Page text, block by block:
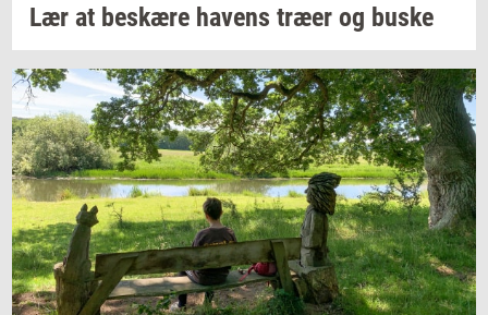
Lær at be­skæ­re ha­vens træer og buske